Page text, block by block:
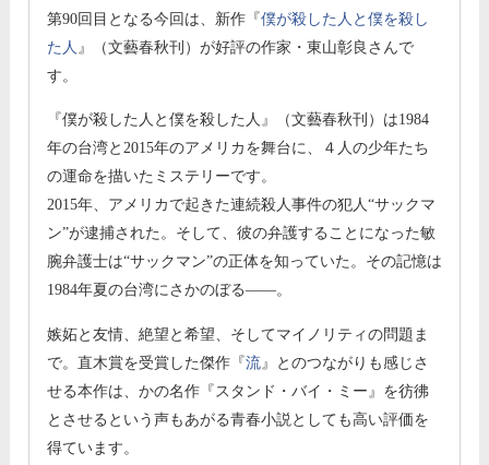
第90回目となる今回は、新作『僕が殺した人と僕を殺し
た人 』（文藝春秋刊）が好評の作家・東山彰良さんで
す。
『僕が殺した人と僕を殺した人』（文藝春秋刊）は1984
年の台湾と2015年のアメリカを舞台に、４人の少年たち
の運命を描いたミステリーです。
2015年、アメリカで起きた連続殺人事件の犯人“サックマ
ン”が逮捕された。そして、彼の弁護することになった敏
腕弁護士は“サックマン”の正体を知っていた。その記憶は
1984年夏の台湾にさかのぼる――。
嫉妬と友情、絶望と希望、そしてマイノリティの問題ま
で。直木賞を受賞した傑作『流』とのつながりも感じさ
せる本作は、かの名作『スタンド・バイ・ミー』を彷彿
とさせるという声もあがる青春小説としても高い評価を
得ています。